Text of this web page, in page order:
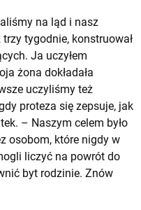
na ląd i nasz
tygodnie, konstruował
Ja uczyłem
żona dokładała
uczyliśmy też
proteza się zepsuje, jak
– Naszym celem było
osobom, które nigdy w
liczyć na powrót do
byt rodzinie. Znów